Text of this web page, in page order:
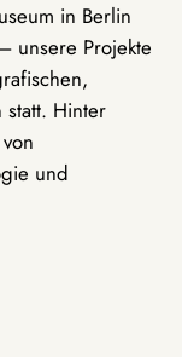
in Berlin
unsere Projekte
statt. Hinter
und